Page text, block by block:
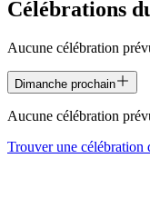
Célébrations
Aucune célébration
Dimanche prochain
Aucune célébration
Trouver une célébration